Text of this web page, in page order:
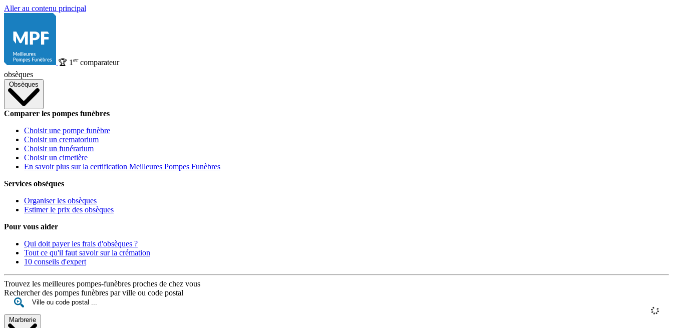
Aller au contenu principal
🏆 1 ercomparateur
obsèques
Obsèques
Comparer les pompes funèbres
Choisir une pompe funèbre
Choisir un crematorium
Choisir un funérarium
Choisir un cimetière
En savoir plus sur la certification Meilleures Pompes Funèbres
Services obsèques
Organiser les obsèques
Estimer le prix des obsèques
Pour vous aider
Qui doit payer les frais d'obsèques ?
Tout ce qu'il faut savoir sur la crémation
10 conseils d'expert
Trouvez les meilleures pompes-funèbres proches de chez vous
Rechercher des pompes funèbres par ville ou code postal
Marbrerie